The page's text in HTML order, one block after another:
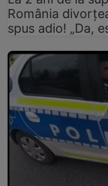
România
spus adio! „Da,